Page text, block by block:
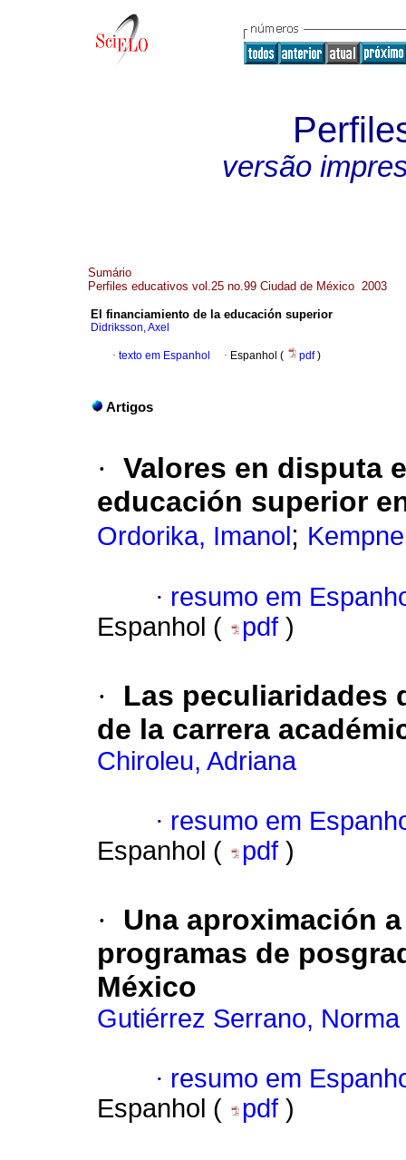
versão
Sumário
Perfiles educativos vol.25 no.99 Ciudad de México 2003
El financiamiento de la educación superior
Didriksson, Axel
· texto em Espanhol · Espanhol ( pdf)
Artigos
· Valores en disputa
educación superior
Ordorika, Imanol ;
· resumo em
Espanhol (
pdf )
·
Las peculiaridades
de la carrera
Chiroleu, Adriana
· resumo em
Espanhol (
pdf )
·
Una aproximación
programas de
México
Gutiérrez Serrano,
· resumo em
Espanhol (
pdf )